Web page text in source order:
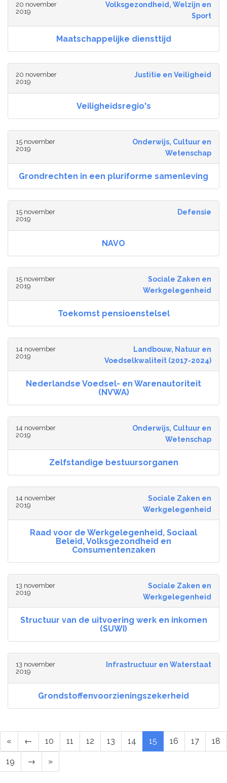
20 november
2019
Volksgezondheid, Welzijn en
Sport
Maatschappelijke diensttijd
20 november
2019
Justitie en Veiligheid
Veiligheidsregio's
15 november
2019
Onderwijs, Cultuur en
Wetenschap
Grondrechten in een pluriforme samenleving
15 november
2019
Defensie
NAVO
15 november
2019
Sociale Zaken en
Werkgelegenheid
Toekomst pensioenstelsel
14 november
2019
Landbouw, Natuur en
Voedselkwaliteit (2017-2024)
Nederlandse Voedsel- en Warenautoriteit
(NVWA)
14 november
2019
Onderwijs, Cultuur en
Wetenschap
Zelfstandige bestuursorganen
14 november
2019
Sociale Zaken en
Werkgelegenheid
Raad voor de Werkgelegenheid, Sociaal
Beleid, Volksgezondheid en
Consumentenzaken
13 november
2019
Sociale Zaken en
Werkgelegenheid
Structuur van de uitvoering werk en inkomen
(SUWI)
13 november
2019
Infrastructuur en Waterstaat
Grondstoffenvoorzieningszekerheid
« ← 10 11 12 13 14 15 16 17 18
19 → »